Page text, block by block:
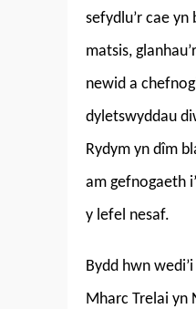
sefydlu’r cae
matsis,
newid a
dyletswyddau
Rydym yn dîm
am gefnogaeth
y lefel nesaf.
Bydd hwn
Mharc Trelai yn